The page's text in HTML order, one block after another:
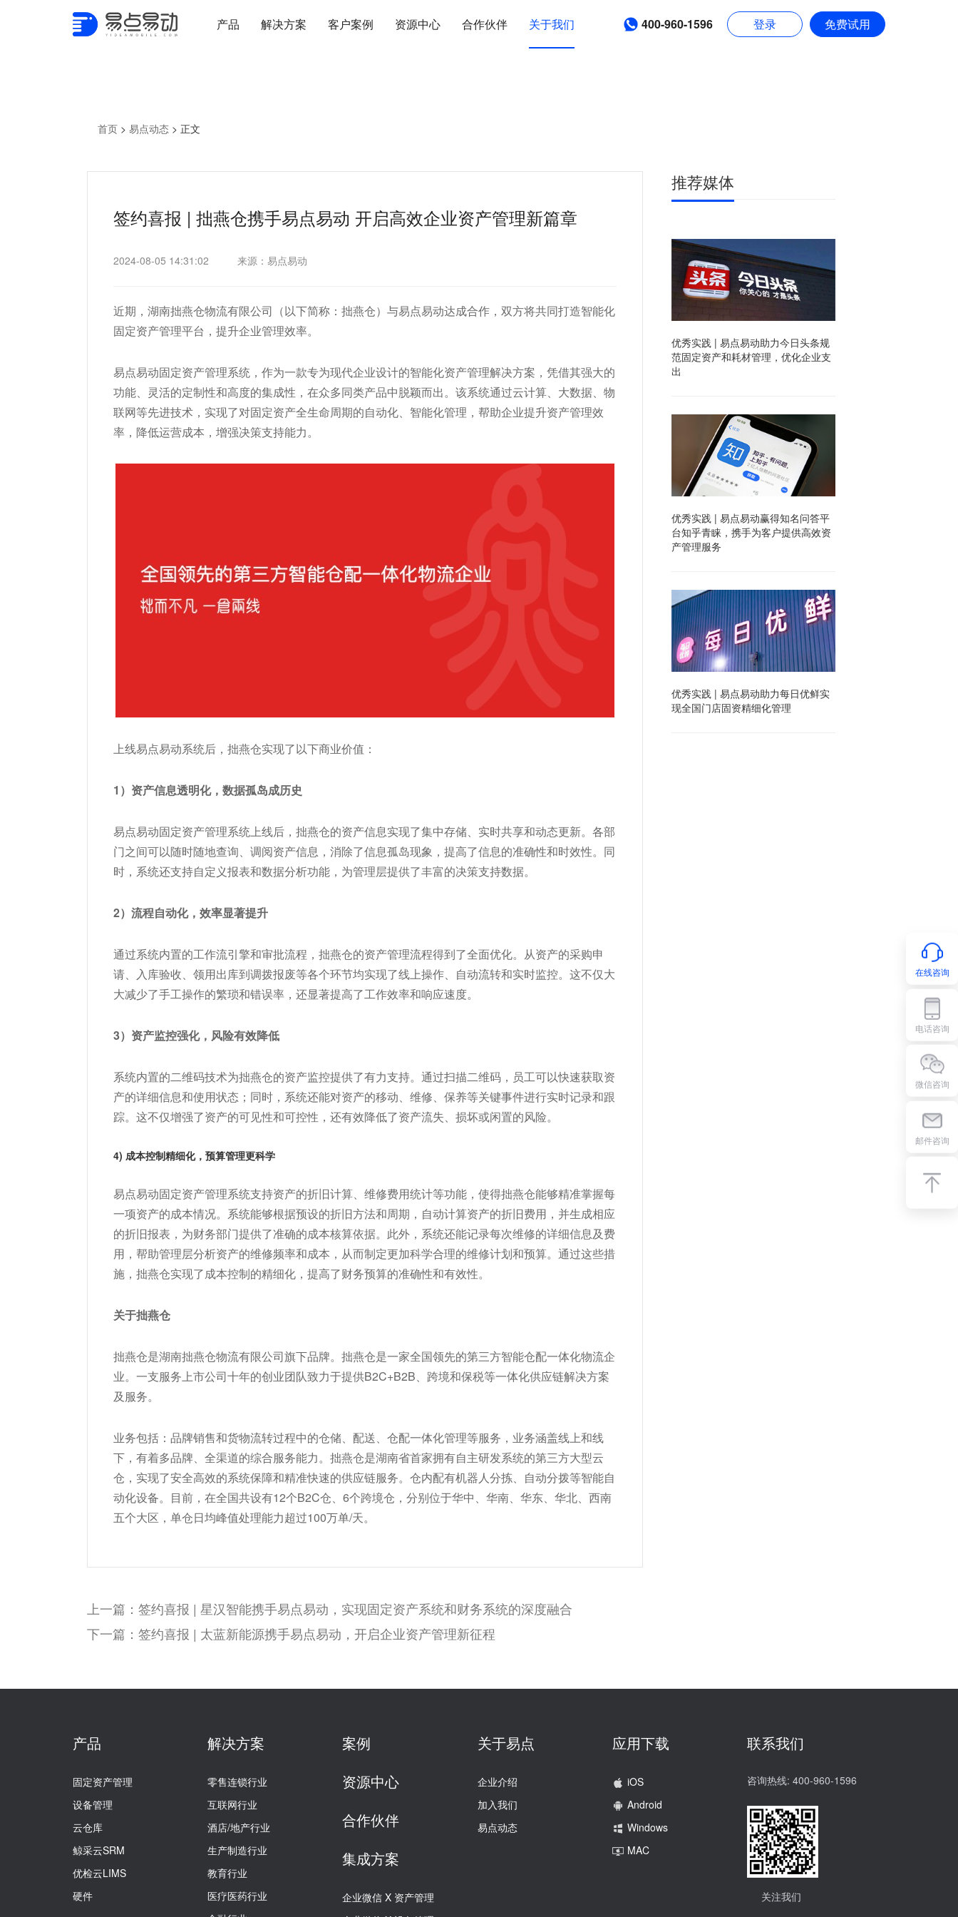
产品 解决方案 客户案例 资源中心 合作伙伴 关于我们 400-960-1596 登录 免费试用
首页 > 易点动态 > 正文
签约喜报 | 拙燕仓携手易点易动 开启高效企业资产管理新篇章
2024-08-05 14:31:02 来源：易点易动
近期，湖南拙燕仓物流有限公司（以下简称：拙燕仓）与易点易动达成合作，双方将共同打造智能化
固定资产管理平台，提升企业管理效率。
易点易动固定资产管理系统，作为一款专为现代企业设计的智能化资产管理解决方案，凭借其强大的
功能、灵活的定制性和高度的集成性，在众多同类产品中脱颖而出。该系统通过云计算、大数据、物
联网等先进技术，实现了对固定资产全生命周期的自动化、智能化管理，帮助企业提升资产管理效
率，降低运营成本，增强决策支持能力。
上线易点易动系统后，拙燕仓实现了以下商业价值：
1）资产信息透明化，数据孤岛成历史
易点易动固定资产管理系统上线后，拙燕仓的资产信息实现了集中存储、实时共享和动态更新。各部
门之间可以随时随地查询、调阅资产信息，消除了信息孤岛现象，提高了信息的准确性和时效性。同
时，系统还支持自定义报表和数据分析功能，为管理层提供了丰富的决策支持数据。
2）流程自动化，效率显著提升
通过系统内置的工作流引擎和审批流程，拙燕仓的资产管理流程得到了全面优化。从资产的采购申
请、入库验收、领用出库到调拨报废等各个环节均实现了线上操作、自动流转和实时监控。这不仅大
大减少了手工操作的繁琐和错误率，还显著提高了工作效率和响应速度。
3）资产监控强化，风险有效降低
系统内置的二维码技术为拙燕仓的资产监控提供了有力支持。通过扫描二维码，员工可以快速获取资
产的详细信息和使用状态；同时，系统还能对资产的移动、维修、保养等关键事件进行实时记录和跟
踪。这不仅增强了资产的可见性和可控性，还有效降低了资产流失、损坏或闲置的风险。
4) 成本控制精细化，预算管理更科学
易点易动固定资产管理系统支持资产的折旧计算、维修费用统计等功能，使得拙燕仓能够精准掌握每
一项资产的成本情况。系统能够根据预设的折旧方法和周期，自动计算资产的折旧费用，并生成相应
的折旧报表，为财务部门提供了准确的成本核算依据。此外，系统还能记录每次维修的详细信息及费
用，帮助管理层分析资产的维修频率和成本，从而制定更加科学合理的维修计划和预算。通过这些措
施，拙燕仓实现了成本控制的精细化，提高了财务预算的准确性和有效性。
关于拙燕仓
拙燕仓是湖南拙燕仓物流有限公司旗下品牌。拙燕仓是一家全国领先的第三方智能仓配一体化物流企
业。一支服务上市公司十年的创业团队致力于提供B2C+B2B、跨境和保税等一体化供应链解决方案
及服务。
业务包括：品牌销售和货物流转过程中的仓储、配送、仓配一体化管理等服务，业务涵盖线上和线
下，有着多品牌、全渠道的综合服务能力。拙燕仓是湖南省首家拥有自主研发系统的第三方大型云
仓，实现了安全高效的系统保障和精准快速的供应链服务。仓内配有机器人分拣、自动分拨等智能自
动化设备。目前，在全国共设有12个B2C仓、6个跨境仓，分别位于华中、华南、华东、华北、西南
五个大区，单仓日均峰值处理能力超过100万单/天。
上一篇：签约喜报 | 星汉智能携手易点易动，实现固定资产系统和财务系统的深度融合
下一篇：签约喜报 | 太蓝新能源携手易点易动，开启企业资产管理新征程
推荐媒体
优秀实践 | 易点易动助力今日头条规
范固定资产和耗材管理，优化企业支
出
优秀实践 | 易点易动赢得知名问答平
台知乎青睐，携手为客户提供高效资
产管理服务
优秀实践 | 易点易动助力每日优鲜实
现全国门店固资精细化管理
产品
固定资产管理
设备管理
云仓库
鲸采云SRM
优检云LIMS
硬件
解决方案
零售连锁行业
互联网行业
酒店/地产行业
生产制造行业
教育行业
医疗医药行业
案例
资源中心
合作伙伴
集成方案
企业微信 X 资产管理
关于易点
企业介绍
加入我们
易点动态
应用下载
iOS
Android
Windows
MAC
联系我们
咨询热线: 400-960-1596
关注我们
在线咨询
电话咨询
微信咨询
邮件咨询